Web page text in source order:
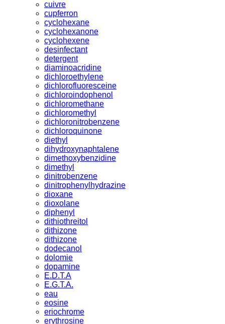
cuivre
cupferron
cyclohexane
cyclohexanone
cyclohexene
desinfectant
detergent
diaminoacridine
dichloroethylene
dichlorofluoresceine
dichloroindophenol
dichloromethane
dichloromethyl
dichloronitrobenzene
dichloroquinone
diethyl
dihydroxynaphtalene
dimethoxybenzidine
dimethyl
dinitrobenzene
dinitrophenylhydrazine
dioxane
dioxolane
diphenyl
dithiothreitol
dithizone
dithizone
dodecanol
dolomie
dopamine
E.D.T.A
E.G.T.A.
eau
eosine
eriochrome
erythrosine